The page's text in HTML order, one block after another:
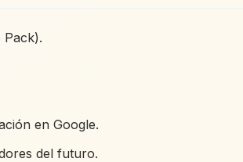
Pack).
en Google.
del futuro.